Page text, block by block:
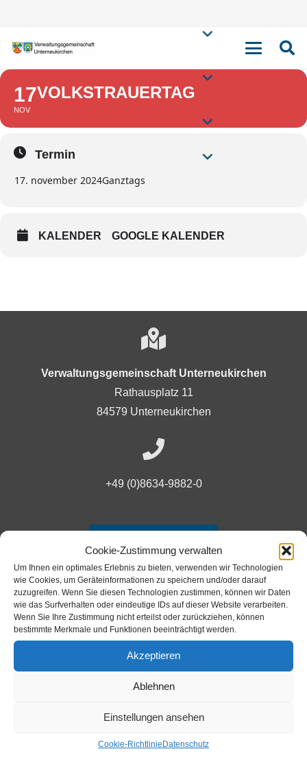
Cookie-Zustimmung verwalten
Um Ihnen ein optimales Erlebnis zu bieten, verwenden wir Technologien
wie Cookies, um Geräteinformationen zu speichern und/oder darauf
zuzugreifen. Wenn Sie diesen Technologien zustimmen, können wir Daten
wie das Surfverhalten oder eindeutige IDs auf dieser Website verarbeiten.
Wenn Sie Ihre Zustimmung nicht erteilst oder zurückziehen, können
bestimmte Merkmale und Funktionen beeinträchtigt werden.
Akzeptieren
Ablehnen
Einstellungen ansehen
Cookie-RichtlinieDatenschutz
17
NOV
VOLKSTRAUERTAG
Termin
17. november 2024Ganztags
KALENDER GOOGLE KALENDER
Verwaltungsgemeinschaft Unterneukirchen
Rathausplatz 11
84579 Unterneukirchen
+49 (0)8634-9882-0
+49 (0)8634-9882-22